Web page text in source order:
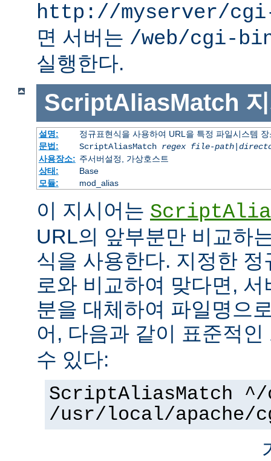
http://myserver/
면 서버는 /web/cgi-
실행한다.
ScriptAliasMatch
설명:
정규표현식을 사용하여 URL을 특정 파일시스템
문법:
ScriptAliasMatch regex file-path|
사용장소: 주서버설정, 가상호스트
상태:
Base
모듈:
mod_alias
이 지시어는
URL의 앞부분만 비교하
식을 사용한다. 지정한
로와 비교하여 맞다면,
분을 대체하여 파일명으
어, 다음과 같이 표준적인
수 있다:
ScriptAliasMatch
/usr/local/apache/